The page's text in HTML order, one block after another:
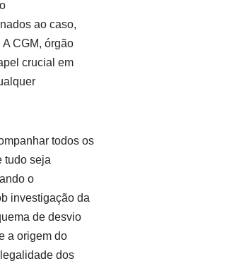
ao caso,
CGM, órgão
crucial em
todos os
tudo seja
o
investigação da
de desvio
a origem do
dos